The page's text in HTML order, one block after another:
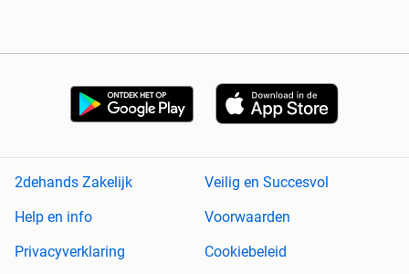
2dehands Zakelijk
Veilig en Succesvol
Help en info
Voorwaarden
Privacyverklaring
Cookiebeleid